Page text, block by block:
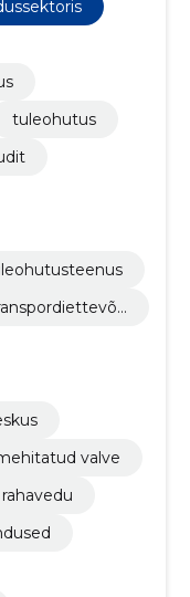
tuleohutus
valve
rahavedu